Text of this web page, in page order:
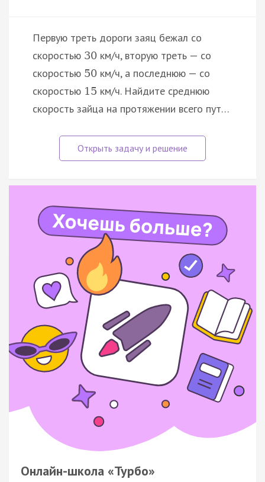
Первую треть дороги заяц бежал со
скоростью 30 км/ч, вторую треть — со
скоростью 50 км/ч, а последнюю — со
скоростью 15 км/ч. Найдите среднюю
скорость зайца на протяжении всего пут…
Онлайн-школа «Турбо»